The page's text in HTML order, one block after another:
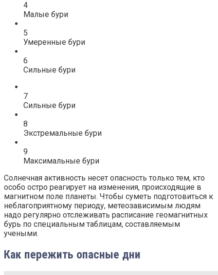
4
Малые бури
5
Умеренные бури
6
Сильные бури
7
Сильные бури
8
Экстремальные бури
9
Максимальные бури
Солнечная активность несет опасность только тем, кто
особо остро реагирует на изменения, происходящие в
магнитном поле планеты. Чтобы суметь подготовиться к
неблагоприятному периоду, метеозависимым людям
надо регулярно отслеживать расписание геомагнитных
бурь по специальным таблицам, составляемым
учеными.
Как пережить опасные дни